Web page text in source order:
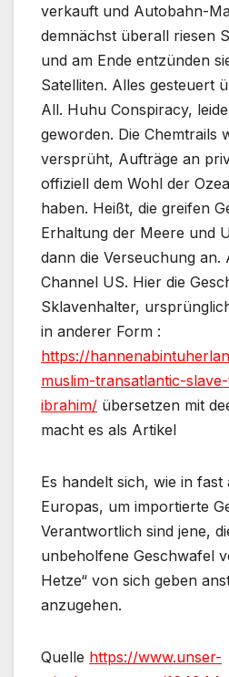
verkauft und Autobahn-
demnächst überall riesen
und am Ende entzünden
Satelliten. Alles gesteuert
All. Huhu Conspiracy,
geworden. Die Chemtrails
versprüht, Aufträge an
offiziell dem Wohl der
haben. Heißt, die greifen
Erhaltung der Meere und
dann die Verseuchung an.
Channel US. Hier die
Sklavenhalter,
in anderer Form :
https://
muslim-transatlantic-
ibrahim/ übersetzen mit
macht es als Artikel
Es handelt sich, wie in fast
Europas, um importierte
Verantwortlich sind jene,
unbeholfene Geschwafel
Hetze“ von sich geben
anzugehen.
Quelle https://www.unser-